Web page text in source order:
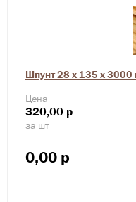
Шпунт 28 х 135 х 3000
Цена
320,00 р
за шт
0,00 р